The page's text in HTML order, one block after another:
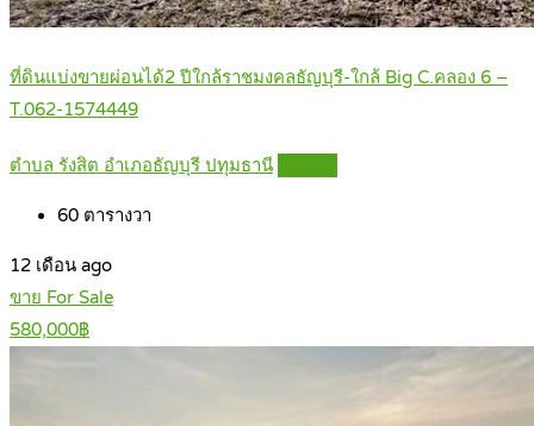
ที่ดินแบ่งขายผ่อนได้2 ปีใกล้ราชมงคลธัญบุรี-ใกล้ Big C.คลอง 6 –
T.062-1574449
ตำบล รังสิต อำเภอธัญบุรี ปทุมธานี
60 ตารางวา
12 เดือน ago
ขาย For Sale
580,000฿